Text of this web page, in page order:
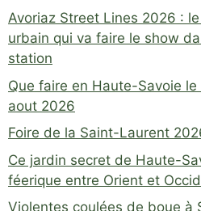
Avoriaz Street Lines 2026 :
urbain qui va faire le show
station
Que faire en Haute-Savoie
aout 2026
Foire de la Saint-Laurent
Ce jardin secret de Haute-
féerique entre Orient et
Violentes coulées de boue à